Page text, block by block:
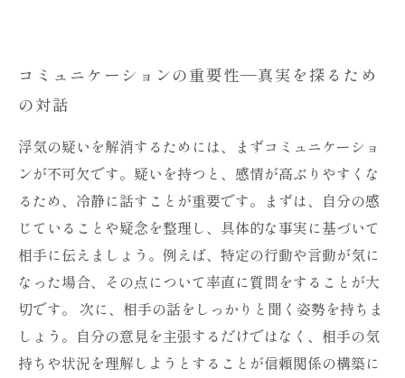
コミュニケーションの重要性—真実を探るため
の対話
浮気の疑いを解消するためには、まずコミュニケーショ
ンが不可欠です。疑いを持つと、感情が高ぶりやすくな
るため、冷静に話すことが重要です。まずは、自分の感
じていることや疑念を整理し、具体的な事実に基づいて
相手に伝えましょう。例えば、特定の行動や言動が気に
なった場合、その点について率直に質問をすることが大
切です。 次に、相手の話をしっかりと聞く姿勢を持ちま
しょう。自分の意見を主張するだけではなく、相手の気
持ちや状況を理解しようとすることが信頼関係の構築に